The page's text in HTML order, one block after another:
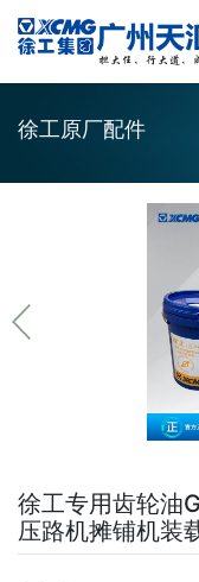
徐工原厂配件
徐工专用齿轮油
压路机摊铺机装